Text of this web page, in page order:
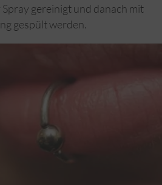
gereinigt und danach mit
gespült werden.